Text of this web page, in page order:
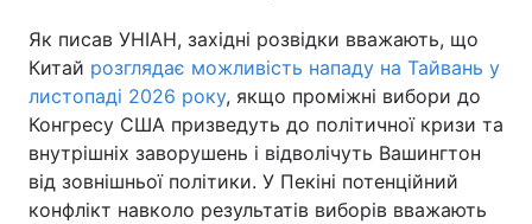
Як писав УНІАН, західні розвідки вважають, що
Китай розглядає можливість нападу на Тайвань у
листопаді 2026 року, якщо проміжні вибори до
Конгресу США призведуть до політичної кризи та
внутрішніх заворушень і відволічуть Вашингтон
від зовнішньої політики. У Пекіні потенційний
конфлікт навколо результатів виборів вважають